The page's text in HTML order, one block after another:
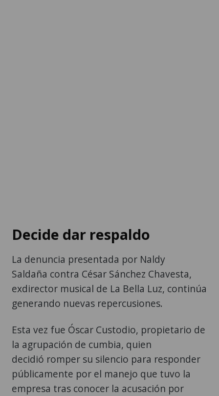
Decide dar respaldo
La denuncia presentada por Naldy
Saldaña contra César Sánchez Chavesta,
exdirector musical de La Bella Luz, continúa
generando nuevas repercusiones.
Esta vez fue Óscar Custodio, propietario de
la agrupación de cumbia, quien
decidió romper su silencio para responder
públicamente por el manejo que tuvo la
empresa tras conocer la acusación por